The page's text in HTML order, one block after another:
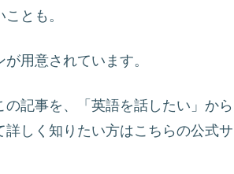
とも。
用意されています。
記事を、「英語を話したい」から
詳しく知りたい方はこちらの公式サ